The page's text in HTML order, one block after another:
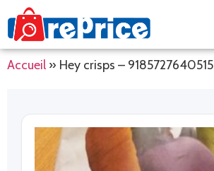
Accueil » Hey crisps – 9185727640515